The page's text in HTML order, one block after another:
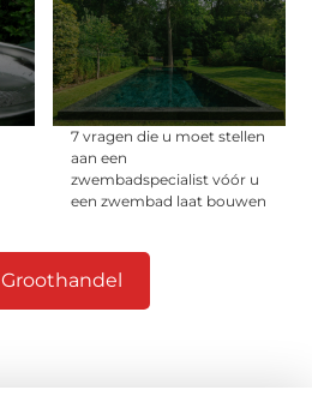
7 vragen die u moet stellen
aan een
zwembadspecialist vóór u
een zwembad laat bouwen
Groothandel